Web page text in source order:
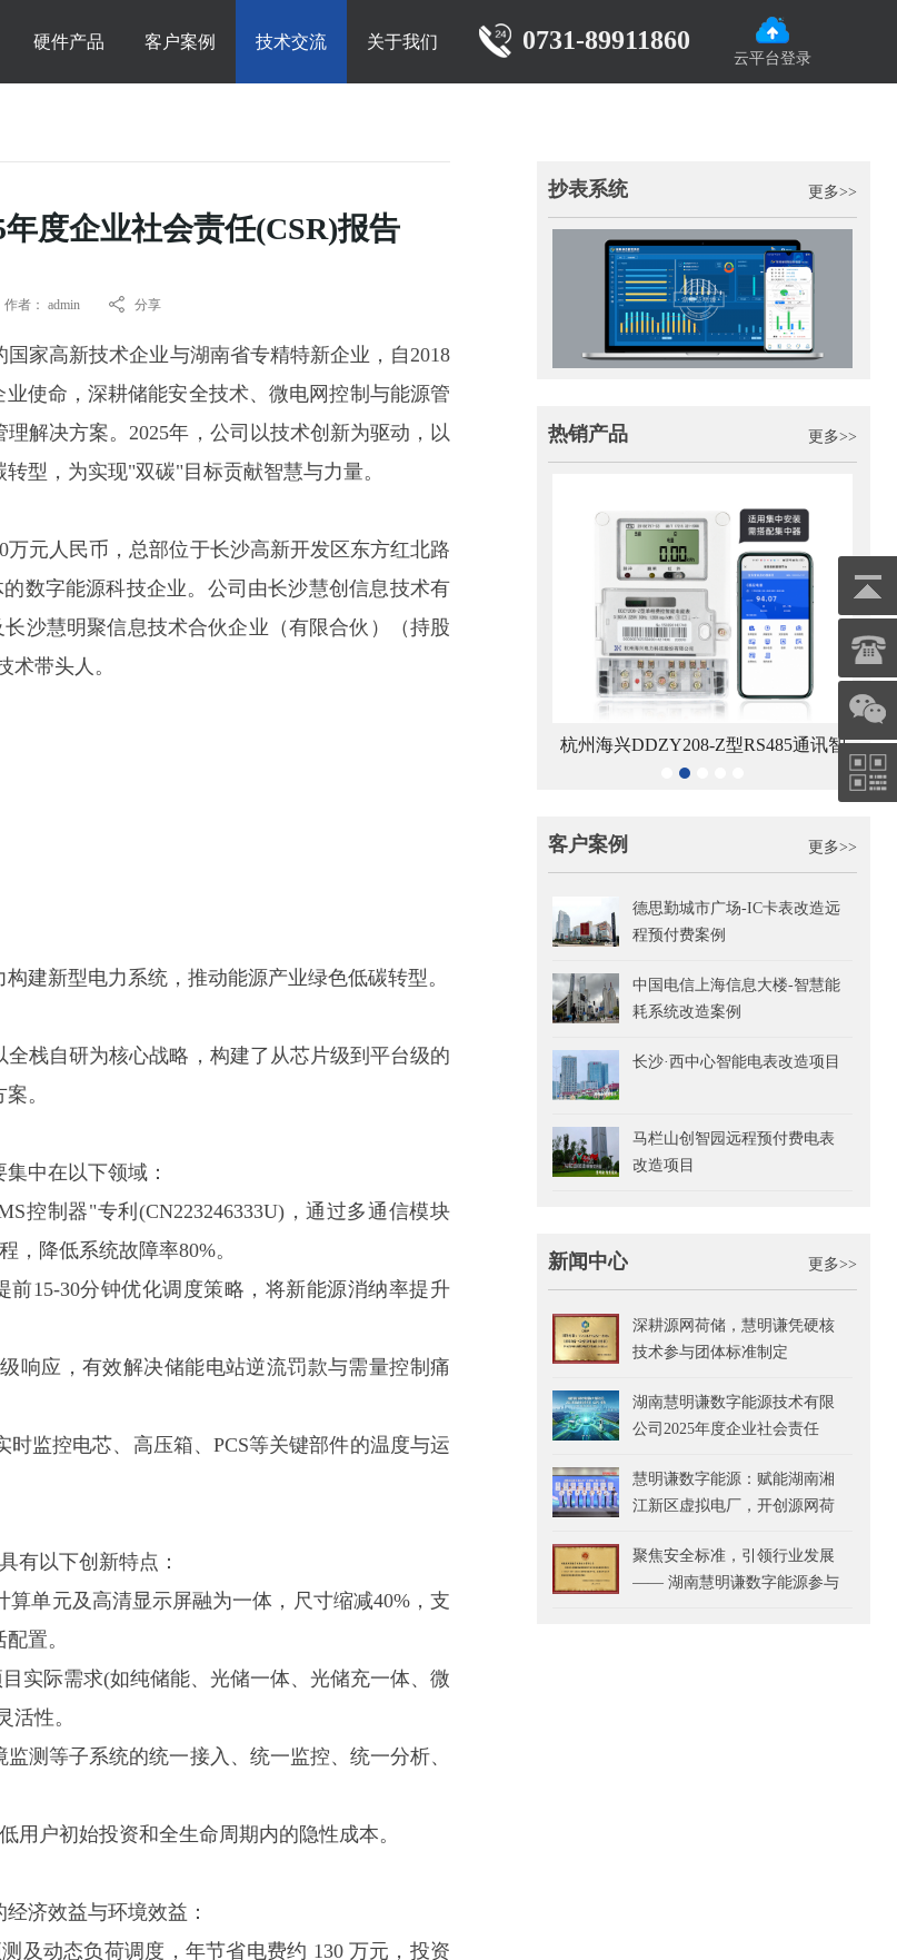
云平台登录
0731-89911860
硬件产品 客户案例 技术交流 关于我们
度企业社会责任(CSR)报告
作者： admin 分享
家高新技术企业与湖南省专精特新企业，自2018
使命，深耕储能安全技术、微电网控制与能源管
解决方案。2025年，公司以技术创新为驱动，以
型，为实现"双碳"目标贡献智慧与力量。
万元人民币，总部位于长沙高新开发区东方红北路
数字能源科技企业。公司由长沙慧创信息技术有
沙慧明聚信息技术合伙企业（有限合伙）（持股
带头人。
建新型电力系统，推动能源产业绿色低碳转型。
栈自研为核心战略，构建了从芯片级到平台级的
。
中在以下领域：
控制器"专利(CN223246333U)，通过多通信模块
，降低系统故障率80%。
15-30分钟优化调度策略，将新能源消纳率提升
响应，有效解决储能电站逆流罚款与需量控制痛
监控电芯、高压箱、PCS等关键部件的温度与运
有以下创新特点：
算单元及高清显示屏融为一体，尺寸缩减40%，支
置。
实际需求(如纯储能、光储一体、光储充一体、微
性。
测等子系统的统一接入、统一监控、统一分析、
用户初始投资和全生命周期内的隐性成本。
济效益与环境效益：
及动态负荷调度，年节省电费约 130 万元，投资
抄表系统 更多>>
热销产品 更多>>
杭州海兴DDZY208-Z型RS485通讯智 青岛鼎信DDZY1710-Z型单相载
客户案例 更多>>
德思勤城市广场-IC卡表改造远
程预付费案例
中国电信上海信息大楼-智慧能
耗系统改造案例
长沙·西中心智能电表改造项目
马栏山创智园远程预付费电表
改造项目
新闻中心 更多>>
深耕源网荷储，慧明谦凭硬核
技术参与团体标准制定
湖南慧明谦数字能源技术有限
公司2025年度企业社会责任
慧明谦数字能源：赋能湖南湘
江新区虚拟电厂，开创源网荷
聚焦安全标准，引领行业发展
—— 湖南慧明谦数字能源参与